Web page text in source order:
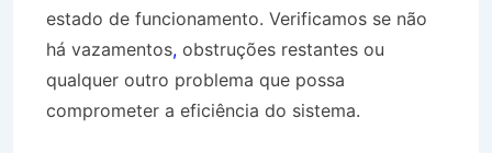
estado de funcionamento. Verificamos se não
há vazamentos, obstruções restantes ou
qualquer outro problema que possa
comprometer a eficiência do sistema.